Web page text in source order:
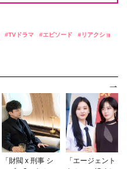
TVドラマ エピソード
リアクショ
「財閥 x 刑事 シ
「エージェント・